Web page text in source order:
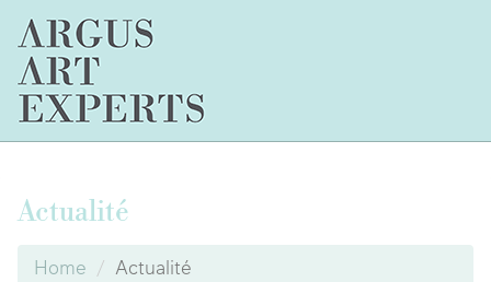
Actualité
Home Actualité